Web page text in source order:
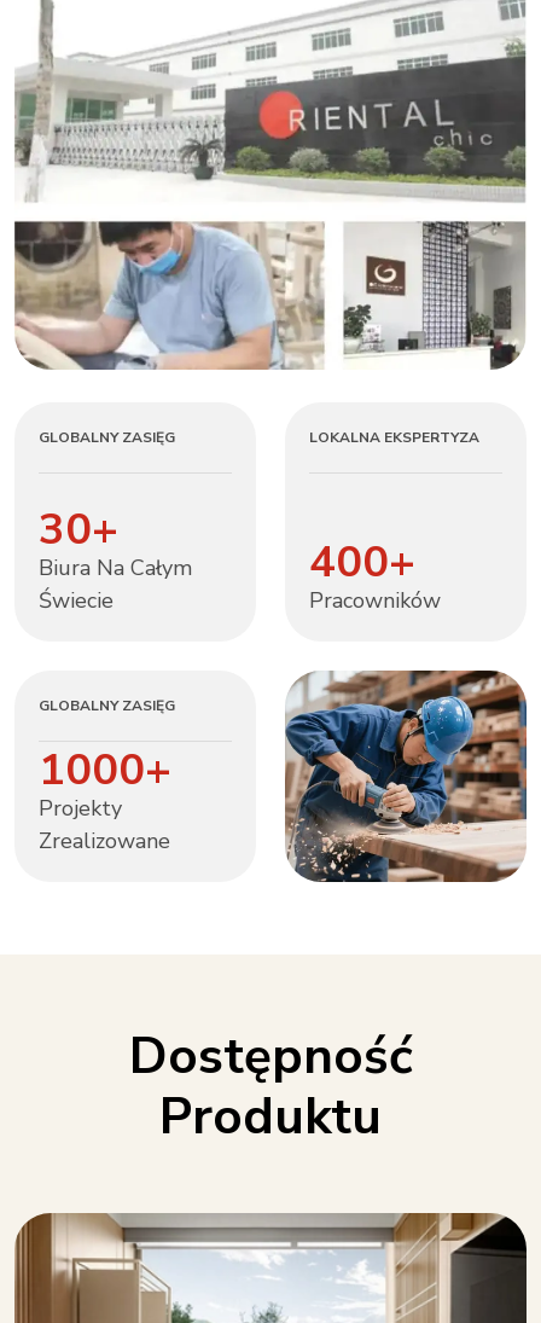
GLOBALNY ZASIĘG
30+
Biura Na Całym
Świecie
LOKALNA EKSPERTYZA
400+
Pracowników
GLOBALNY ZASIĘG
1000+
Projekty
Zrealizowane
Dostępność
Produktu